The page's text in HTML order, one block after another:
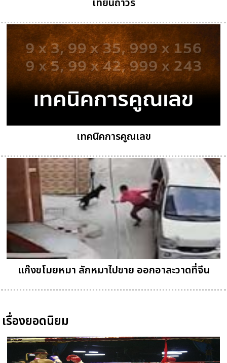
เทียนถาวร
เทคนิคการคูณเลข
แก๊งขโมยหมา ลักหมาไปขาย ออกอาละวาดที่จีน
เรื่องยอดนิยม